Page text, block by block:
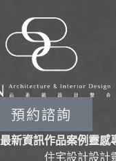
預約諮詢
最新資訊作品案例
住宅設計
靈感
設計